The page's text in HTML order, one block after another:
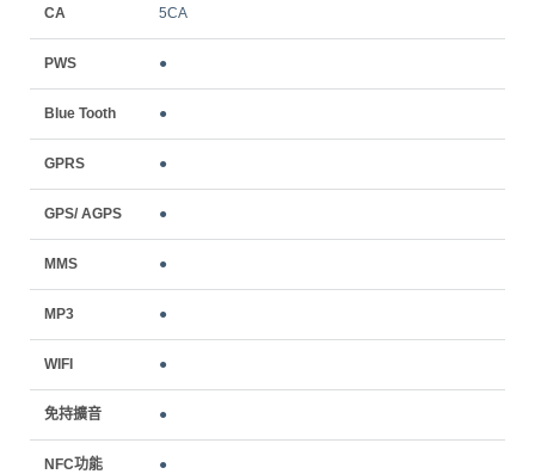
CA 5CA
PWS ●
Blue Tooth ●
GPRS ●
GPS/ AGPS ●
MMS ●
MP3 ●
WIFI ●
免持擴音 ●
NFC功能 ●